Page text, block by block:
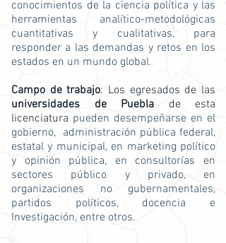
conocimientos de la ciencia política y las
herramientas analítico-metodológicas
cuantitativas y cualitativas, para
responder a las demandas y retos en los
estados en un mundo global.
Campo de trabajo: Los egresados de las
universidades de Puebla de esta
licenciatura pueden desempeñarse en el
gobierno, administración pública federal,
estatal y municipal, en marketing político
y opinión pública, en consultorías en
sectores público y privado, en
organizaciones no gubernamentales,
partidos políticos, docencia e
Investigación, entre otros.